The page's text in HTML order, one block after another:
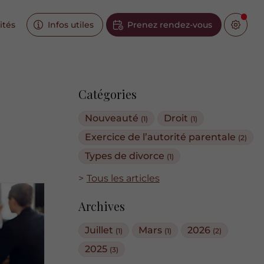
Infos utiles Prenez rendez-vous
Catégories
Nouveauté (1) Droit (1)
Exercice de l’autorité parentale (2)
Types de divorce (1)
Tous les articles
Archives
Juillet (1) Mars (1) 2026 (2)
2025 (3)